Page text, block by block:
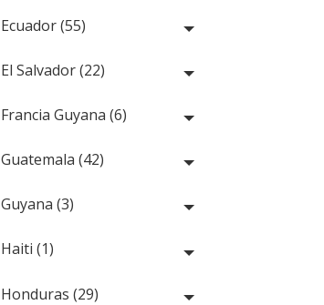
Ecuador (55)
El Salvador (22)
Francia Guyana (6)
Guatemala (42)
Guyana (3)
Haiti (1)
Honduras (29)